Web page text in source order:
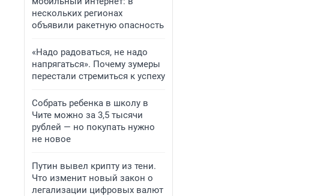
нескольких регионах
объявили ракетную опасность
«Надо радоваться, не надо
напрягаться». Почему зумеры
перестали стремиться к успеху
Собрать ребенка в школу в
Чите можно за 3,5 тысячи
рублей — но покупать нужно
не новое
Путин вывел крипту из тени.
Что изменит новый закон о
легализации цифровых валют